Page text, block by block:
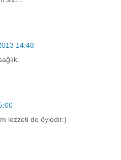
14:48
lezzeti de öyledir:)